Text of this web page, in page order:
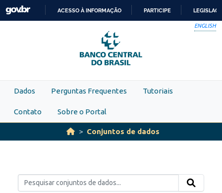
Skip to main content
PARA
O
CONTEÚDO
ACESSO À INFORMAÇÃO PARTICIPE
ENGLISH
Dados Perguntas Frequentes Tutoriais
Contato Sobre o Portal
Conjuntos de dados